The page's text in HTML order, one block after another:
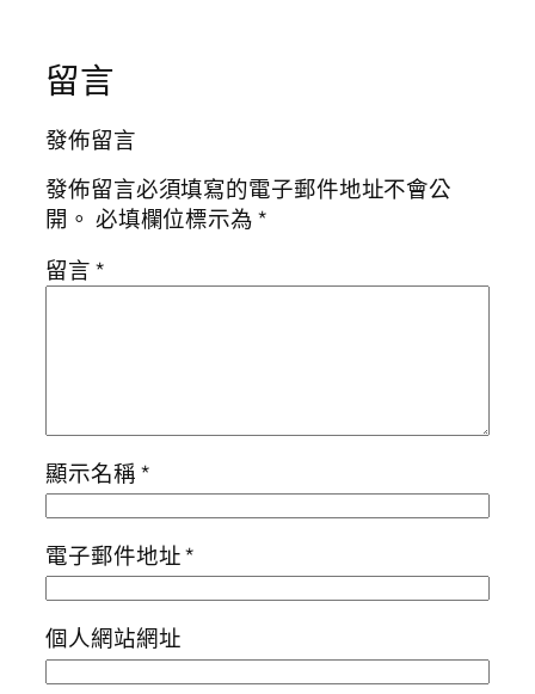
留言
發佈留言
發佈留言必須填寫的電子郵件地址不會公
開。 必填欄位標示為*
留言*
顯示名稱*
電子郵件地址*
個人網站網址